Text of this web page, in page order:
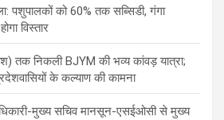
पशुपालकों को 60% तक सब्सिडी, गंगा
विस्तार
तक निकली BJYM की भव्य कांवड़ यात्रा;
के कल्याण की कामना
मुख्य सचिव मानसून-एसईओसी से मुख्य